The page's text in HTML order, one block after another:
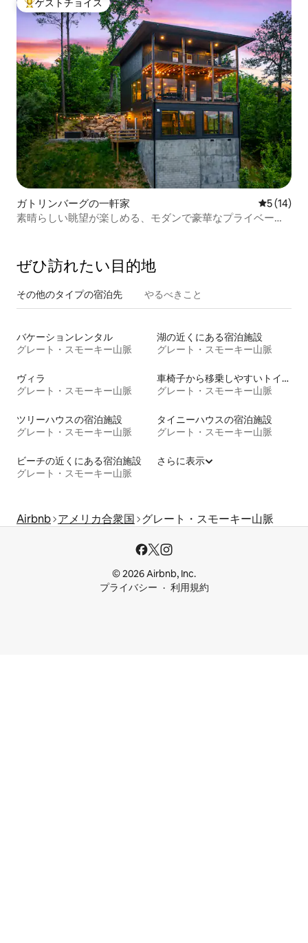
大好評のゲストチョイスです。
ゲストチョイス
ガトリンバーグの一軒家 レビュー
5 (14)
素晴らしい眺望が楽しめる、モダンで豪華なプライベート
ぜひ訪⁠れ⁠た⁠い目⁠的⁠地
その他のタ⁠イ⁠プ⁠の宿⁠泊⁠先 やるべきこと
バケーションレンタル
グレート・スモーキー山脈
湖の近くにある宿泊施設
グレート・スモーキー山脈
ヴィラ
グレート・スモーキー山脈
車椅子から移乗しやすいトイレ付きの宿泊施設
グレート・スモーキー山脈
ツリーハウスの宿泊施設
グレート・スモーキー山脈
タイニーハウスの宿泊施設
グレート・スモーキー山脈
ビーチの近くにある宿泊施設
グレート・スモーキー山脈
さらに表示
Airbnb アメリカ合衆国 グレート・スモーキー山脈
© 2026 Airbnb, Inc.
プライバシー
利用規約